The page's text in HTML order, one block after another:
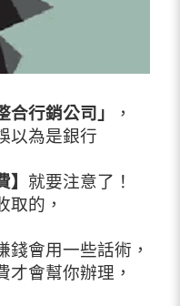
合行銷公司」
，
以為是銀行
】 就要注意了！
取的，
錢會用一些話術，
才會幫你辦理，